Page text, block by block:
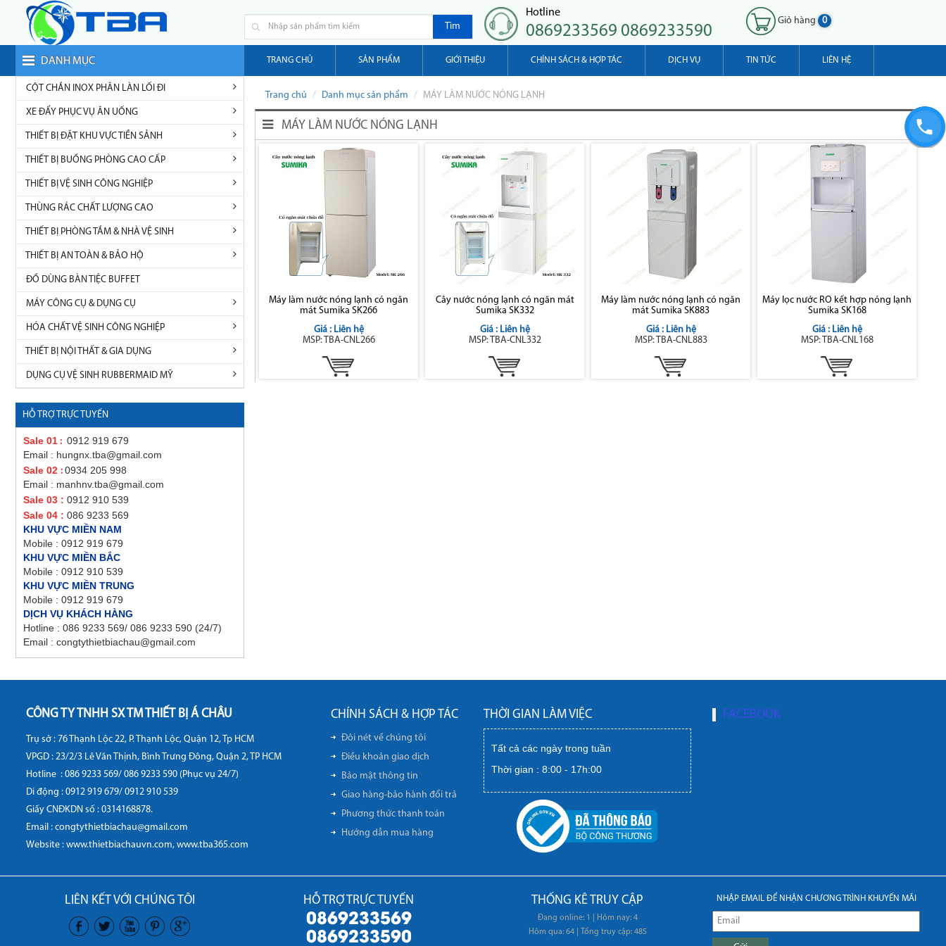
Tìm
Hotline
0869233569 0869233590
Giỏ hàng 0
DANH MỤC TRANG CHỦ SẢN PHẨM GIỚI THIỆU CHÍNH SÁCH & HỢP TÁC DỊCH VỤ TIN TỨC LIÊN HỆ
CỘT CHẮN INOX PHÂN LÀN LỐI ĐI
XE ĐẨY PHỤC VỤ ĂN UỐNG
THIẾT BỊ ĐẶT KHU VỰC TIỀN SẢNH
THIẾT BỊ BUỒNG PHÒNG CAO CẤP
THIẾT BỊ VỆ SINH CÔNG NGHIỆP
THÙNG RÁC CHẤT LƯỢNG CAO
THIẾT BỊ PHÒNG TẮM & NHÀ VỆ SINH
THIẾT BỊ AN TOÀN & BẢO HỘ
ĐỒ DÙNG BÀN TIỆC BUFFET
MÁY CÔNG CỤ & DỤNG CỤ
HÓA CHẤT VỆ SINH CÔNG NGHIỆP
THIẾT BỊ NỘI THẤT & GIA DỤNG
DỤNG CỤ VỆ SINH RUBBERMAID MỸ
HỖ TRỢ TRỰC TUYẾN
Sale 01 : 0912 919 679
Email : hungnx.tba@gmail.com
Sale 02 : 0934 205 998
Email : manhnv.tba@gmail.com
Sale 03 : 0912 910 539
Sale 04 : 086 9233 569
KHU VỰC MIỀN NAM
Mobile : 0912 919 679
KHU VỰC MIỀN BẮC
Mobile : 0912 910 539
KHU VỰC MIỀN TRUNG
Mobile : 0912 919 679
DỊCH VỤ KHÁCH HÀNG
Hotline : 086 9233 569/ 086 9233 590 (24/7)
Email : congtythietbiachau@gmail.com
Trang chủ Danh mục sản phẩm MÁY LÀM NƯỚC NÓNG LẠNH
MÁY LÀM NƯỚC NÓNG LẠNH
Máy làm nước nóng lạnh có ngăn
mát Sumika SK266
Giá : Liên hệ
MSP: TBA-CNL266
Cây nước nóng lạnh có ngăn mát
Sumika SK332
Giá : Liên hệ
MSP: TBA-CNL332
Máy làm nước nóng lạnh có ngăn
mát Sumika SK883
Giá : Liên hệ
MSP: TBA-CNL883
Máy lọc nước RO kết hợp nóng lạnh
Sumika SK168
Giá : Liên hệ
MSP: TBA-CNL168
CÔNG TY TNHH SX TM THIẾT BỊ Á CHÂU
Trụ sở : 76 Thạnh Lộc 22, P. Thạnh Lộc, Quận 12, Tp HCM
VPGD : 23/2/3 Lê Văn Thịnh, Bình Trưng Đông, Quận 2, TP HCM
Hotline : 086 9233 569/ 086 9233 590 (Phục vụ 24/7)
Di động : 0912 919 679/ 0912 910 539
Giấy CNĐKDN số : 0314168878.
Email : congtythietbiachau@gmail.com
Website : www.thietbiachauvn.com, www.tba365.com
CHÍNH SÁCH & HỢP TÁC
Đôi nét về chúng tôi
Điều khoản giao dịch
Bảo mật thông tin
Giao hàng-bảo hành đổi trả
Phương thức thanh toán
Hướng dẫn mua hàng
THỜI GIAN LÀM VIỆC
Tất cả các ngày trong tuần
Thời gian : 8:00 - 17h:00
FACEBOOK
LIÊN KẾT VỚI CHÚNG TÔI HỖ TRỢ TRỰC TUYẾN
0869233569
0869233590
THỐNG KÊ TRUY CẬP
Đang online: 1
Hôm nay: 4
Hôm qua: 64
Tổng truy cập: 485
NHẬP EMAIL ĐỂ NHẬN CHƯƠNG TRÌNH KHUYẾN MÃI